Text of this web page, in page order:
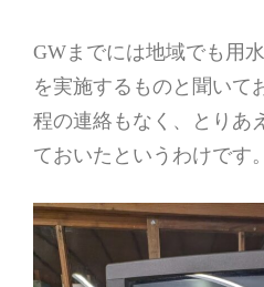
GWまでには地域でも用
を実施するものと聞いて
程の連絡もなく、とりあ
ておいたというわけです。